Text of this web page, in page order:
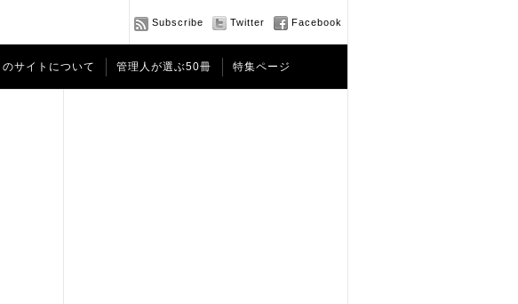
Subscribe Twitter Facebook
のサイトについて 管理人が選ぶ50冊 特集ページ